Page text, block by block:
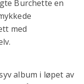
Burchette en
med
album i løpet av